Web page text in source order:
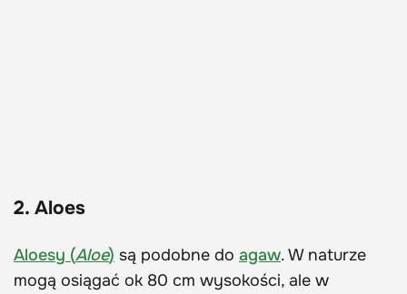
2. Aloes
Aloesy (Aloe) są podobne do agaw. W naturze
mogą osiągać ok 80 cm wysokości, ale w